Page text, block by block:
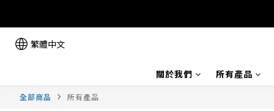
繁體中文
關於我們 所有產品
全部商品 所有產品